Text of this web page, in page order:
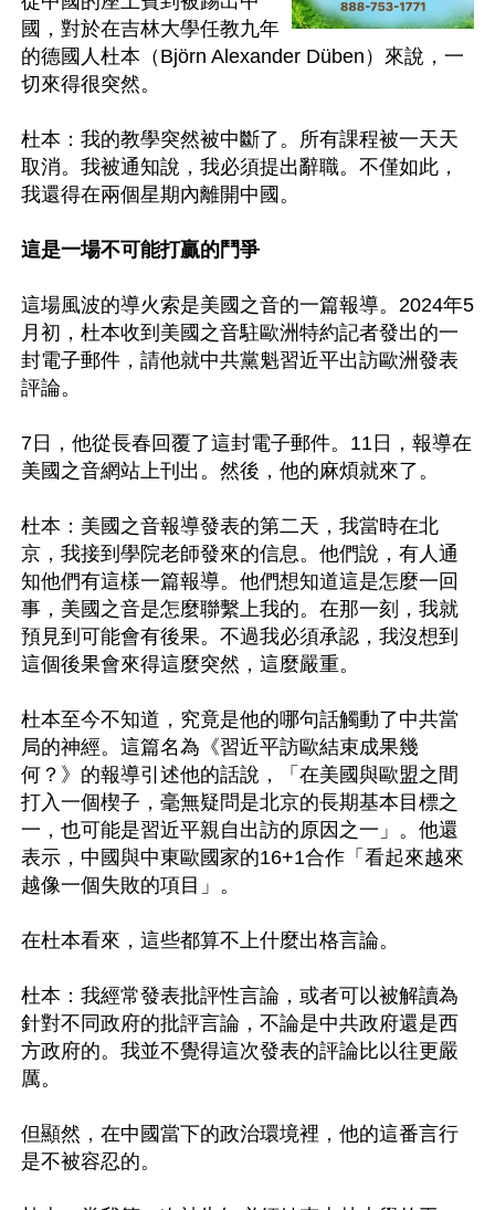
國，對於在吉林大學任教九年
的德國人杜本（Björn Alexander Düben）來說，一
切來得很突然。
杜本：我的教學突然被中斷了。所有課程被一天天
取消。我被通知說，我必須提出辭職。不僅如此，
我還得在兩個星期內離開中國。
這是一場不可能打贏的鬥爭
這場風波的導火索是美國之音的一篇報導。2024年5
月初，杜本收到美國之音駐歐洲特約記者發出的一
封電子郵件，請他就中共黨魁習近平出訪歐洲發表
評論。
7日，他從長春回覆了這封電子郵件。11日，報導在
美國之音網站上刊出。然後，他的麻煩就來了。
杜本：美國之音報導發表的第二天，我當時在北
京，我接到學院老師發來的信息。他們說，有人通
知他們有這樣一篇報導。他們想知道這是怎麼一回
事，美國之音是怎麼聯繫上我的。在那一刻，我就
預見到可能會有後果。不過我必須承認，我沒想到
這個後果會來得這麼突然，這麼嚴重。
杜本至今不知道，究竟是他的哪句話觸動了中共當
局的神經。這篇名為《習近平訪歐結束成果幾
何？》的報導引述他的話說，「在美國與歐盟之間
打入一個楔子，毫無疑問是北京的長期基本目標之
一，也可能是習近平親自出訪的原因之一」。他還
表示，中國與中東歐國家的16+1合作「看起來越來
越像一個失敗的項目」。
在杜本看來，這些都算不上什麼出格言論。
杜本：我經常發表批評性言論，或者可以被解讀為
針對不同政府的批評言論，不論是中共政府還是西
方政府的。我並不覺得這次發表的評論比以往更嚴
厲。
但顯然，在中國當下的政治環境裡，他的這番言行
是不被容忍的。